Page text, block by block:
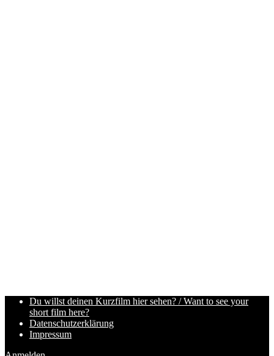
Du willst deinen Kurzfilm hier sehen? / Want to see your
short film here?
Datenschutzerklärung
Impressum